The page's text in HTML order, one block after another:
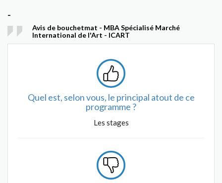
-
Avis de bouchetmat - MBA Spécialisé Marché
International de l'Art - ICART
Quel est, selon vous, le principal atout de ce
programme ?
Les stages